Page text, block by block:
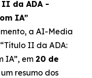
II da ADA -
IA”
a AI-Media
“Título II da ADA:
IA”, em 20 de
resumo dos